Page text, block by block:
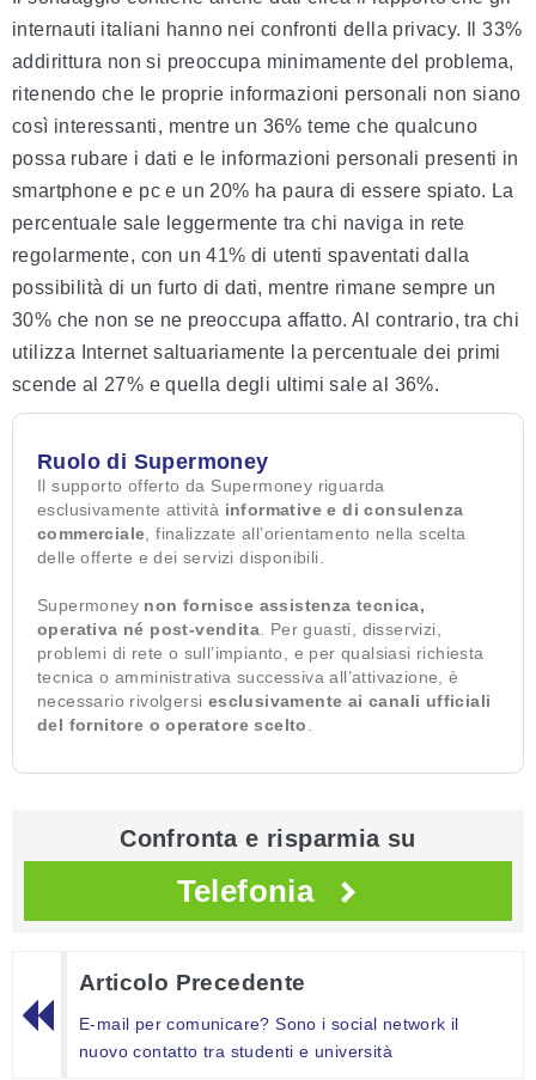
internauti italiani hanno nei confronti della privacy. Il 33%
addirittura non si preoccupa minimamente del problema,
ritenendo che le proprie informazioni personali non siano
così interessanti, mentre un 36% teme che qualcuno
possa rubare i dati e le informazioni personali presenti in
smartphone e pc e un 20% ha paura di essere spiato. La
percentuale sale leggermente tra chi naviga in rete
regolarmente, con un 41% di utenti spaventati dalla
possibilità di un furto di dati, mentre rimane sempre un
30% che non se ne preoccupa affatto. Al contrario, tra chi
utilizza Internet saltuariamente la percentuale dei primi
scende al 27% e quella degli ultimi sale al 36%.
Ruolo di Supermoney
Il supporto offerto da Supermoney riguarda
esclusivamente attività informative e di consulenza
commerciale, finalizzate all’orientamento nella scelta
delle offerte e dei servizi disponibili.
Supermoney non fornisce assistenza tecnica,
operativa né post-vendita. Per guasti, disservizi,
problemi di rete o sull’impianto, e per qualsiasi richiesta
tecnica o amministrativa successiva all’attivazione, è
necessario rivolgersi esclusivamente ai canali ufficiali
del fornitore o operatore scelto.
Confronta e risparmia su
Telefonia
Articolo Precedente
E-mail per comunicare? Sono i social network il
nuovo contatto tra studenti e università